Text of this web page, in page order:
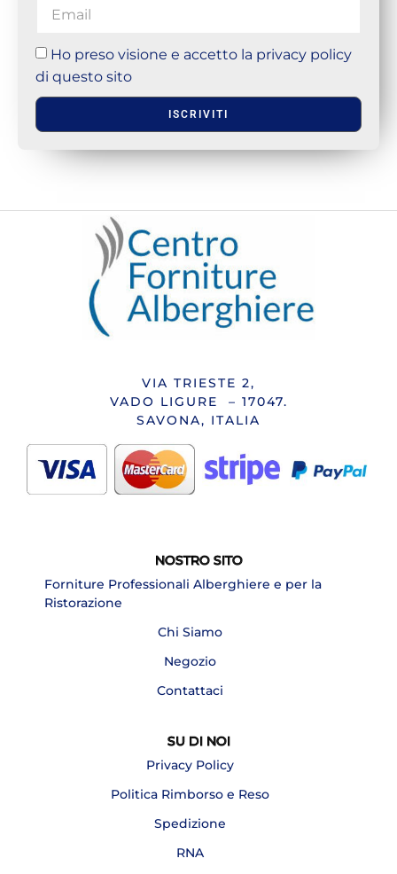
Ho preso visione e accetto la privacy policy
di questo sito
ISCRIVITI
VIA TRIESTE 2,
VADO LIGURE – 17047.
SAVONA, ITALIA
NOSTRO SITO
Forniture Professionali Alberghiere e per la
Ristorazione
Chi Siamo
Negozio
Contattaci
SU DI NOI
Privacy Policy
Politica Rimborso e Reso
Spedizione
RNA